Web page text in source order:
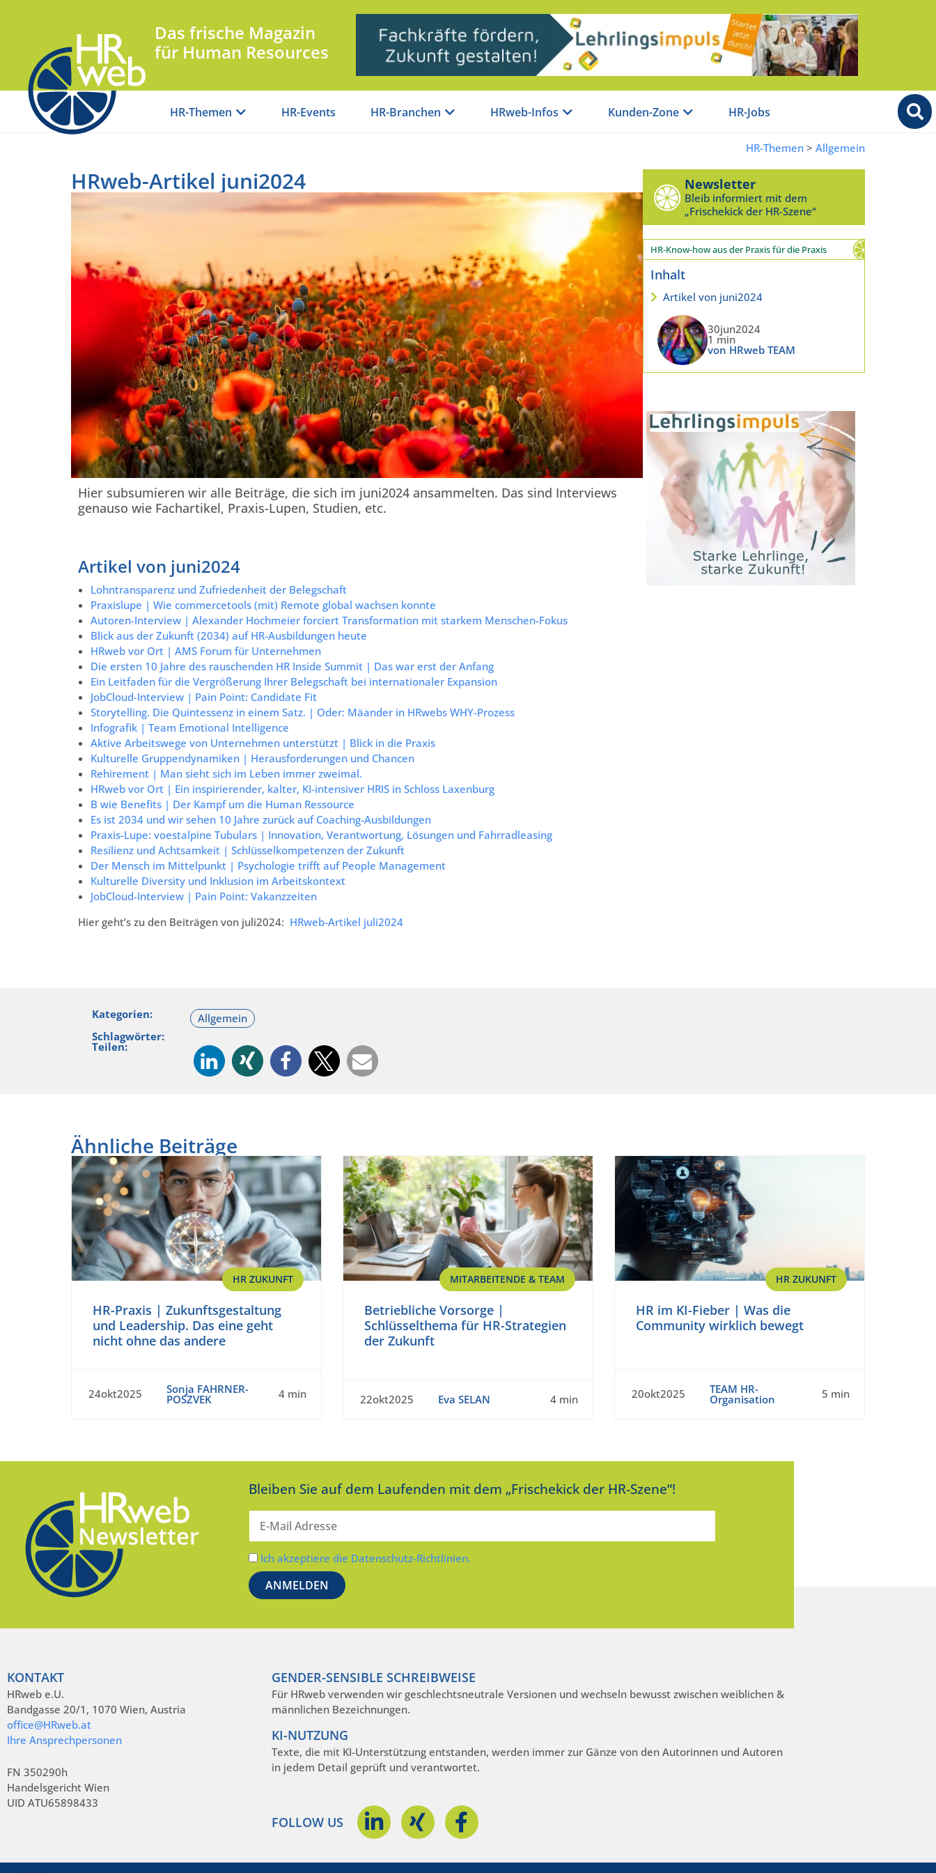
Das frische Magazin
für Human Resources
HR-Themen HR-Events HR-Branchen HRweb-Infos Kunden-Zone HR-Jobs
HR-Themen > Allgemein
HRweb-Artikel juni2024
Hier subsumieren wir alle Beiträge, die sich im juni2024 ansammelten. Das sind Interviews
genauso wie Fachartikel, Praxis-Lupen, Studien, etc.
Artikel von juni2024
Lohntransparenz und Zufriedenheit der Belegschaft
Praxislupe | Wie commercetools (mit) Remote global wachsen konnte
Autoren-Interview | Alexander Hochmeier forciert Transformation mit starkem Menschen-Fokus
Blick aus der Zukunft (2034) auf HR-Ausbildungen heute
HRweb vor Ort | AMS Forum für Unternehmen
Die ersten 10 Jahre des rauschenden HR Inside Summit | Das war erst der Anfang
Ein Leitfaden für die Vergrößerung Ihrer Belegschaft bei internationaler Expansion
JobCloud-Interview | Pain Point: Candidate Fit
Storytelling. Die Quintessenz in einem Satz. | Oder: Mäander in HRwebs WHY-Prozess
Infografik | Team Emotional Intelligence
Aktive Arbeitswege von Unternehmen unterstützt | Blick in die Praxis
Kulturelle Gruppendynamiken | Herausforderungen und Chancen
Rehirement | Man sieht sich im Leben immer zweimal.
HRweb vor Ort | Ein inspirierender, kalter, KI-intensiver HRIS in Schloss Laxenburg
B wie Benefits | Der Kampf um die Human Ressource
Es ist 2034 und wir sehen 10 Jahre zurück auf Coaching-Ausbildungen
Praxis-Lupe: voestalpine Tubulars | Innovation, Verantwortung, Lösungen und Fahrradleasing
Resilienz und Achtsamkeit | Schlüsselkompetenzen der Zukunft
Der Mensch im Mittelpunkt | Psychologie trifft auf People Management
Kulturelle Diversity und Inklusion im Arbeitskontext
JobCloud-Interview | Pain Point: Vakanzzeiten
Hier geht’s zu den Beiträgen von juli2024: HRweb-Artikel juli2024
Newsletter
Bleib informiert mit dem
„Frischekick der HR-Szene“
HR-Know-how aus der Praxis für die Praxis
Inhalt
Artikel von juni2024
30jun2024
1 min
von HRweb TEAM
Kategorien:
Schlagwörter:
Teilen:
Ähnliche Beiträge
HR ZUKUNFT
HR-Praxis | Zukunftsgestaltung
und Leadership. Das eine geht
nicht ohne das andere
24okt2025 Sonja FAHRNER-
POSZVEK 4 min
MITARBEITENDE & TEAM
Betriebliche Vorsorge |
Schlüsselthema für HR-Strategien
der Zukunft
22okt2025 Eva SELAN 4 min
HR ZUKUNFT
HR im KI-Fieber | Was die
Community wirklich bewegt
20okt2025 TEAM HR-
Organisation 5 min
Bleiben Sie auf dem Laufenden mit dem „Frischekick der HR-Szene“!
Ich akzeptiere die Datenschutz-Richtlinien.
KONTAKT
HRweb e.U.
Bandgasse 20/1, 1070 Wien, Austria
office@HRweb.at
Ihre Ansprechpersonen
FN 350290h
Handelsgericht Wien
UID ATU65898433
GENDER-SENSIBLE SCHREIBWEISE
Für HRweb verwenden wir geschlechtsneutrale Versionen und wechseln bewusst zwischen weiblichen &
männlichen Bezeichnungen.
KI-NUTZUNG
Texte, die mit KI-Unterstützung entstanden, werden immer zur Gänze von den Autorinnen und Autoren
in jedem Detail geprüft und verantwortet.
FOLLOW US